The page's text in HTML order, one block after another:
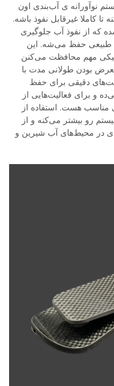
نوآورانه ی آب‌بندی اون
کاملا غیرقابل نفوذ باشه.
که از نفوذ آب جلوگیری
طبیعی حفظ می‌شه. این
مهم محافظت می‌کنن
بودن طولانی مدت با
دقیقی برای حفظ
و برای فعالیت‌هایی از
در آب کم عمق تا عمق 3 متری مناسب هست. استفاده از
رو بیشتر می‌کنه و از
در محیط‌های آب شیرین و